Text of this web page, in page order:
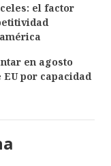
el factor
en agosto
por capacidad